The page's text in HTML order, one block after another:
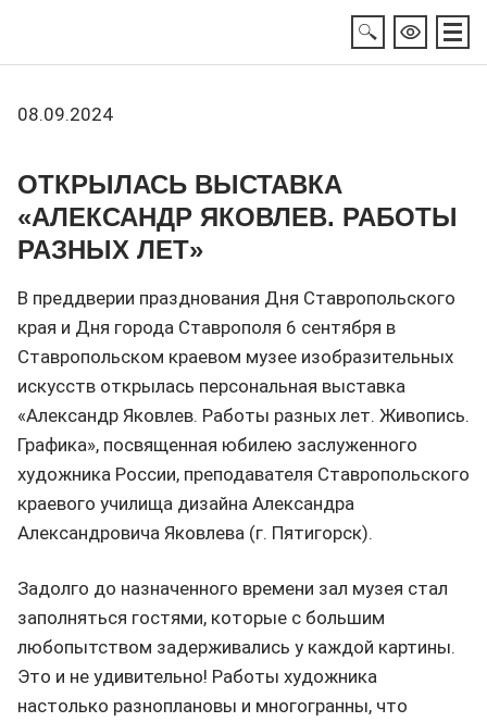
08.09.2024
ОТКРЫЛАСЬ ВЫСТАВКА
«АЛЕКСАНДР ЯКОВЛЕВ. РАБОТЫ
РАЗНЫХ ЛЕТ»
В преддверии празднования Дня Ставропольского
края и Дня города Ставрополя 6 сентября в
Ставропольском краевом музее изобразительных
искусств открылась персональная выставка
«Александр Яковлев. Работы разных лет. Живопись.
Графика», посвященная юбилею заслуженного
художника России, преподавателя Ставропольского
краевого училища дизайна Александра
Александровича Яковлева (г. Пятигорск).
Задолго до назначенного времени зал музея стал
заполняться гостями, которые с большим
любопытством задерживались у каждой картины.
Это и не удивительно! Работы художника
настолько разноплановы и многогранны, что